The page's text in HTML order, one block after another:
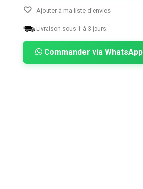
Ajouter à ma liste d'envies
Livraison sous 1 à 3 jours.
Commander via WhatsApp